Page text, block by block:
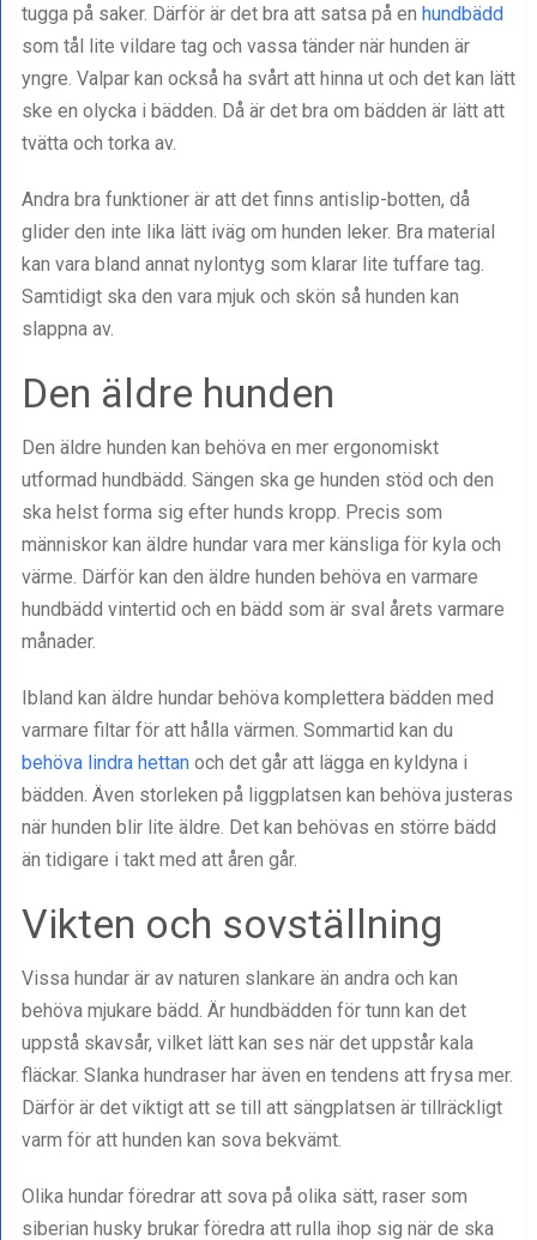
tugga på saker. Därför är det bra att satsa på en hundbädd
som tål lite vildare tag och vassa tänder när hunden är
yngre. Valpar kan också ha svårt att hinna ut och det kan lätt
ske en olycka i bädden. Då är det bra om bädden är lätt att
tvätta och torka av.
Andra bra funktioner är att det finns antislip-botten, då
glider den inte lika lätt iväg om hunden leker. Bra material
kan vara bland annat nylontyg som klarar lite tuffare tag.
Samtidigt ska den vara mjuk och skön så hunden kan
slappna av.
Den äldre hunden
Den äldre hunden kan behöva en mer ergonomiskt
utformad hundbädd. Sängen ska ge hunden stöd och den
ska helst forma sig efter hunds kropp. Precis som
människor kan äldre hundar vara mer känsliga för kyla och
värme. Därför kan den äldre hunden behöva en varmare
hundbädd vintertid och en bädd som är sval årets varmare
månader.
Ibland kan äldre hundar behöva komplettera bädden med
varmare filtar för att hålla värmen. Sommartid kan du
behöva lindra hettanoch det går att lägga en kyldyna i
bädden. Även storleken på liggplatsen kan behöva justeras
när hunden blir lite äldre. Det kan behövas en större bädd
än tidigare i takt med att åren går.
Vikten och sovställning
Vissa hundar är av naturen slankare än andra och kan
behöva mjukare bädd. Är hundbädden för tunn kan det
uppstå skavsår, vilket lätt kan ses när det uppstår kala
fläckar. Slanka hundraser har även en tendens att frysa mer.
Därför är det viktigt att se till att sängplatsen är tillräckligt
varm för att hunden kan sova bekvämt.
Olika hundar föredrar att sova på olika sätt, raser som
siberian husky brukar föredra att rulla ihop sig när de ska